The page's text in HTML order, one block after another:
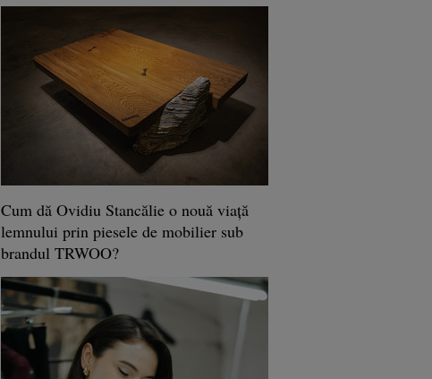
Cum dă Ovidiu Stancălie o nouă viaţă
lemnului prin piesele de mobilier sub
brandul TRWOO?